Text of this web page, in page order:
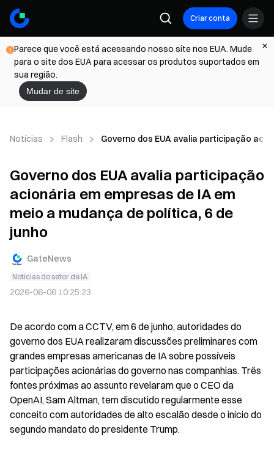
Criar conta
Parece que você está acessando nosso site nos EUA. Mude
para o site dos EUA para acessar os produtos suportados em
sua região.
Mudar de site
Notícias Flash Governo dos EUA avalia participação
Governo dos EUA avalia participação
acionária em empresas de IA em
meio a mudança de política, 6 de
junho
GateNews
Notícias do setor de IA
2026-06-06 10:25:23
De acordo com a CCTV, em 6 de junho, autoridades do
governo dos EUA realizaram discussões preliminares com
grandes empresas americanas de IA sobre possíveis
participações acionárias do governo nas companhias. Três
fontes próximas ao assunto revelaram que o CEO da
OpenAI, Sam Altman, tem discutido regularmente esse
conceito com autoridades de alto escalão desde o início do
segundo mandato do presidente Trump.